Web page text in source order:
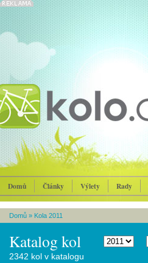
Domů Články Výlety Rady
Domů » Kola 2011
Katalog kol
2342 kol v katalogu